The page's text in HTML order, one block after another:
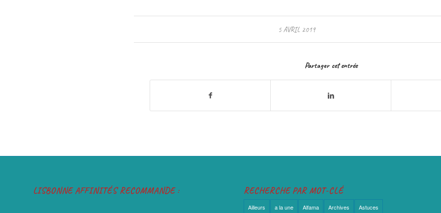
5 AVRIL 2019
Partager cet entrée
LISBONNE AFFINITÉS RECOMMANDE : RECHERCHE PAR MOT-CLÉ
Ailleurs a la une Alfama Archives Astuces